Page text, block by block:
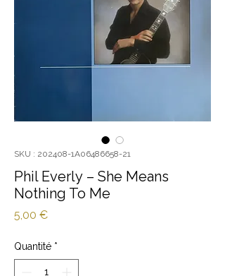
SKU : 202408-1A06486658-21
Phil Everly ‎– She Means
Nothing To Me
5,00 €Prix
Quantité *